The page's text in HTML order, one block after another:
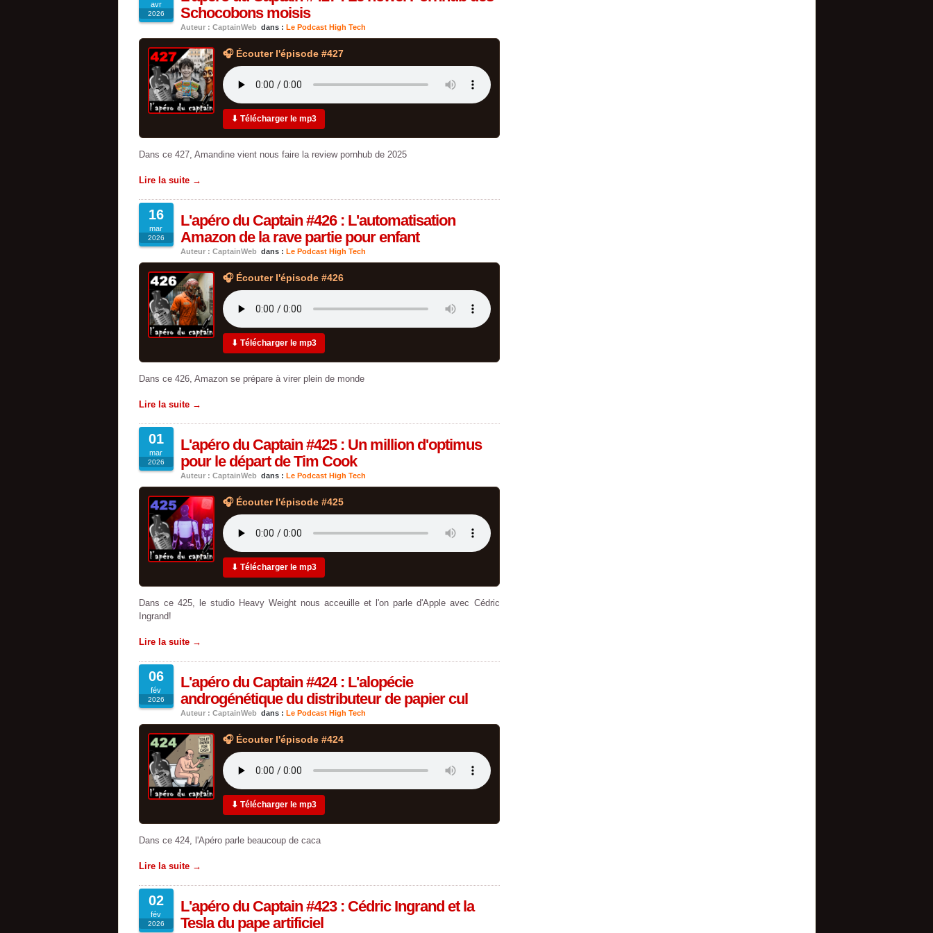
avr
2026
Schocobons moisis
Auteur : CaptainWeb dans : Le Podcast High Tech
🎧 Écouter l'épisode #427
⬇ Télécharger le mp3
Dans ce 427, Amandine vient nous faire la review pornhub de 2025
Lire la suite →
16
mar
2026
L'apéro du Captain #426 : L'automatisation
Amazon de la rave partie pour enfant
Auteur : CaptainWeb dans : Le Podcast High Tech
🎧 Écouter l'épisode #426
⬇ Télécharger le mp3
Dans ce 426, Amazon se prépare à virer plein de monde
Lire la suite →
01
mar
2026
L'apéro du Captain #425 : Un million d'optimus
pour le départ de Tim Cook
Auteur : CaptainWeb dans : Le Podcast High Tech
🎧 Écouter l'épisode #425
⬇ Télécharger le mp3
Dans ce 425, le studio Heavy Weight nous acceuille et l'on parle d'Apple avec Cédric
Ingrand!
Lire la suite →
06
fév
2026
L'apéro du Captain #424 : L'alopécie
androgénétique du distributeur de papier cul
Auteur : CaptainWeb dans : Le Podcast High Tech
🎧 Écouter l'épisode #424
⬇ Télécharger le mp3
Dans ce 424, l'Apéro parle beaucoup de caca
Lire la suite →
02
fév
2026
L'apéro du Captain #423 : Cédric Ingrand et la
Tesla du pape artificiel